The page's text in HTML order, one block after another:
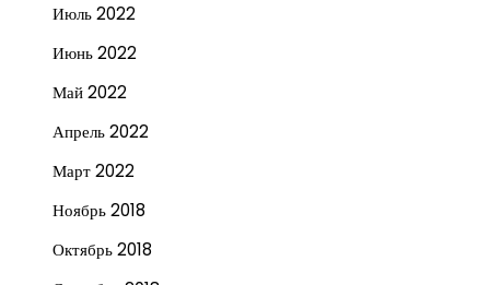
Июль 2022
Июнь 2022
Май 2022
Апрель 2022
Март 2022
Ноябрь 2018
Октябрь 2018